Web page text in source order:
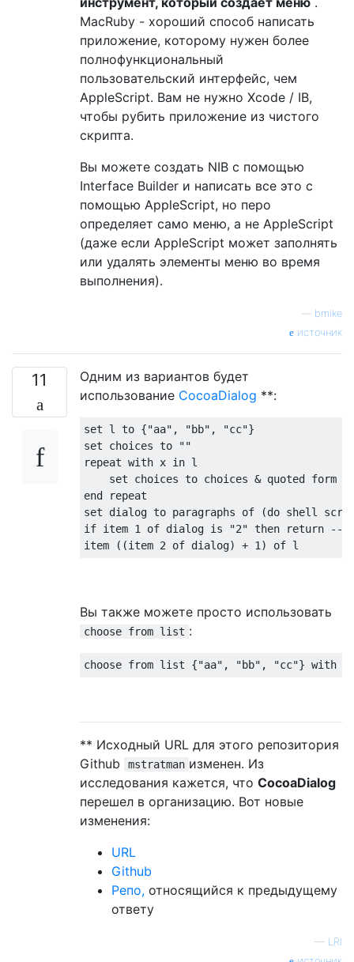
MacRuby - хороший способ написать
приложение, которому нужен более
полнофункциональный
пользовательский интерфейс, чем
AppleScript. Вам не нужно Xcode / IB,
чтобы рубить приложение из чистого
скрипта.
Вы можете создать NIB с помощью
Interface Builder и написать все это с
помощью AppleScript, но перо
определяет само меню, а не AppleScript
(даже если AppleScript может заполнять
или удалять элементы меню во время
выполнения).
bmike
источник
11
Одним из вариантов будет
использование CocoaDialog **:
set l to {"aa" , "bb" , "cc"}
set choices to
""
repeat with x in l
set choices to choices & quoted form
end
set dialog to paragraphs of (do shell
if item 1 of dialog is "2" then return --
item
((item 2 of dialog) + 1 ) of l
Вы также можете просто использовать
choose from list :
choose from list {"aa" , "bb" , "cc"} with
** Исходный URL для этого репозитория
Github
mstratman изменен. Из
исследования кажется, что CocoaDialog
перешел в организацию. Вот новые
изменения:
URL
Github
Репо, относящийся к предыдущему
ответу
— LRI